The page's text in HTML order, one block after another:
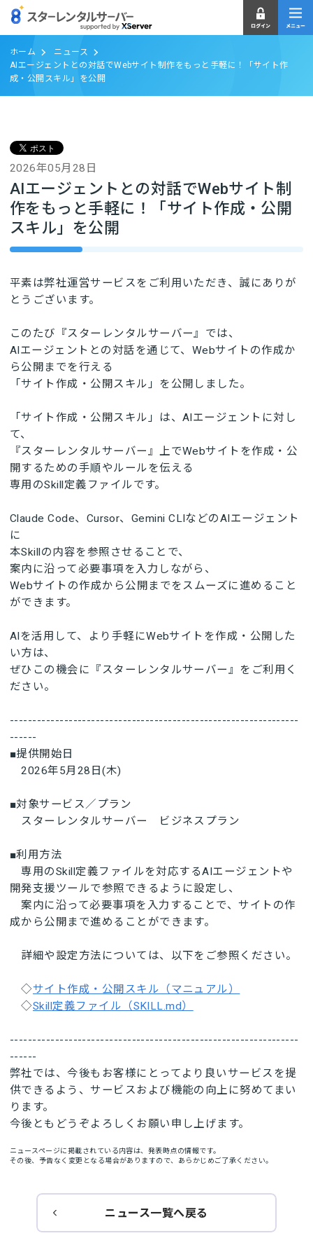
ホーム
ニュース
AIエージェントとの対話でWebサイト制作をもっと手軽に！「サイト作
成・公開スキル」を公開
2026年05月28日
AIエージェントとの対話でWebサイト制
作をもっと手軽に！「サイト作成・公開
スキル」を公開
平素は弊社運営サービスをご利用いただき、誠にありが
とうございます。
このたび『スターレンタルサーバー』では、
AIエージェントとの対話を通じて、Webサイトの作成か
ら公開までを行える
「サイト作成・公開スキル」を公開しました。
「サイト作成・公開スキル」は、AIエージェントに対し
て、
『スターレンタルサーバー』上でWebサイトを作成・公
開するための手順やルールを伝える
専用のSkill定義ファイルです。
Claude Code、Cursor、Gemini CLIなどのAIエージェント
に
本Skillの内容を参照させることで、
案内に沿って必要事項を入力しながら、
Webサイトの作成から公開までをスムーズに進めること
ができます。
AIを活用して、より手軽にWebサイトを作成・公開した
い方は、
ぜひこの機会に『スターレンタルサーバー』をご利用く
ださい。
----------------------------------------------------------------
------
■提供開始日
2026年5月28日(木)
■対象サービス／プラン
スターレンタルサーバー ビジネスプラン
■利用方法
専用のSkill定義ファイルを対応するAIエージェントや
開発支援ツールで参照できるように設定し、
案内に沿って必要事項を入力することで、サイトの作
成から公開まで進めることができます。
詳細や設定方法については、以下をご参照ください。
◇サイト作成・公開スキル（マニュアル）
◇Skill定義ファイル（SKILL.md）
----------------------------------------------------------------
------
弊社では、今後もお客様にとってより良いサービスを提
供できるよう、サービスおよび機能の向上に努めてまい
ります。
今後ともどうぞよろしくお願い申し上げます。
ニュースページに掲載されている内容は、発表時点の情報です。
その後、予告なく変更となる場合がありますので、あらかじめご了承ください。
ニュース一覧へ戻る